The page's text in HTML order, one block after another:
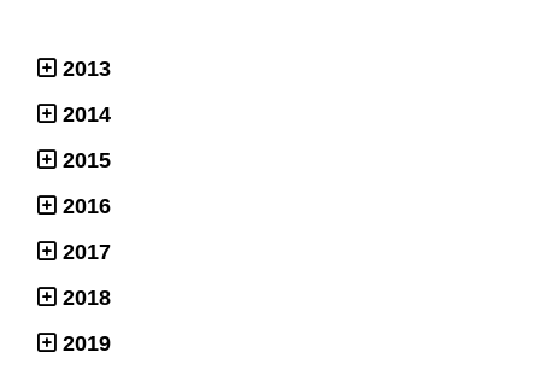
2013
2014
2015
2016
2017
2018
2019